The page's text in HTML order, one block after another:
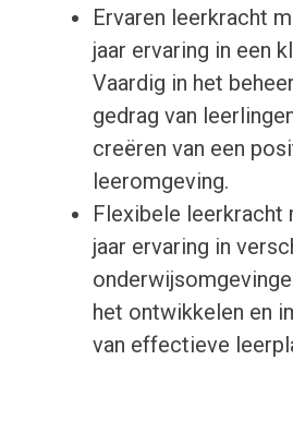
Ervaren leerkracht
jaar ervaring in een
Vaardig in het
gedrag van
creëren van een
leeromgeving.
Flexibele leerkracht
jaar ervaring in
het ontwikkelen en
van effectieve